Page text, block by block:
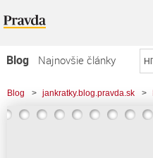
Blog
Najnovšie články
Najčítanejšie články
Najkomentovanejšie články
Blog > jankratky.blog.pravda.sk >